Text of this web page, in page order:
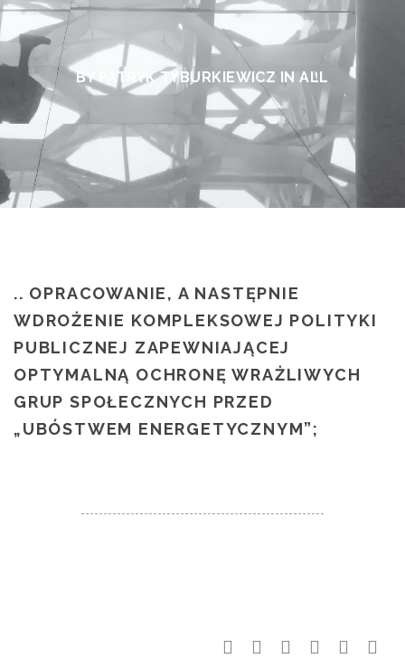
BY PATRYK TYBURKIEWICZ INALL
.. OPRACOWANIE, A NASTĘPNIE
WDROŻENIE KOMPLEKSOWEJ POLITYKI
PUBLICZNEJ ZAPEWNIAJĄCEJ
OPTYMALNĄ OCHRONĘ WRAŻLIWYCH
GRUP SPOŁECZNYCH PRZED
„UBÓSTWEM ENERGETYCZNYM”;